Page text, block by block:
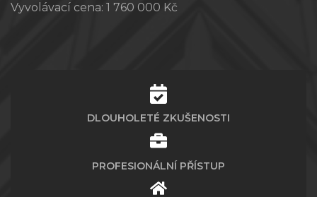
Vyvolávací cena: 1 760 000 Kč
DLOUHOLETÉ ZKUŠENOSTI
PROFESIONÁLNÍ PŘÍSTUP